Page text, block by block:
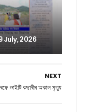
July, 2026
NEXT
ভাইটি কছাৰীৰ অকাল মৃত্যু